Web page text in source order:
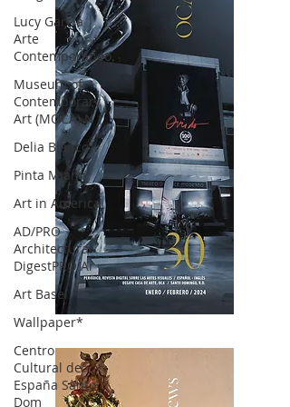
Lucy García |
Arte
Contemporáneo.
Museum of
Contemporary
Art (MOCA) N
Delia Blanco
Pinta Miami
Art in America
AD/PRO
Architectural
DigestPRO Ar
Art Basel
Wallpaper*
Centro
Cultural de
España Santo
Dom
OCA|News 30 /Enero-Febrero / 2024